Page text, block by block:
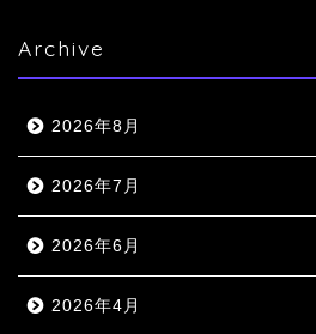
Archive
2026年8月
2026年7月
2026年6月
2026年4月